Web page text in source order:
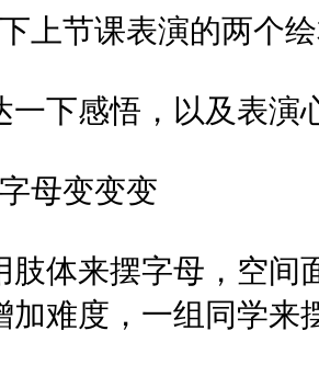
上节课表演的两个
一下感悟，以及表演
母变变变
肢体来摆字母，空间
加难度，一组同学来